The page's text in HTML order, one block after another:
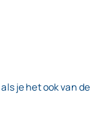
je het ook van de